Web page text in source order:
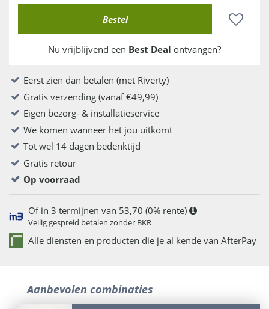
Nu vrijblijvend een Best Deal ontvangen?
Eerst zien dan betalen (met Riverty)
Gratis verzending (vanaf €49,99)
Eigen bezorg- & installatieservice
We komen wanneer het jou uitkomt
Tot wel 14 dagen bedenktijd
Gratis retour
Op voorraad
Of in 3 termijnen van 53,70 (0% rente)
Veilig gespreid betalen zonder BKR
Alle diensten en producten die je al kende van AfterPay
Aanbevolen combinaties